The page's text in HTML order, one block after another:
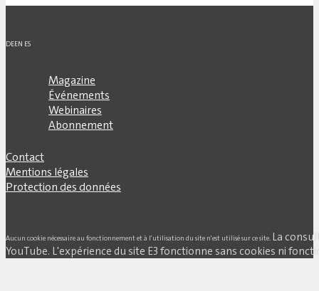
DEEN ES
Magazine
Événements
Webinaires
Abonnement
Contact
Mentions légales
Protection des données
Aucun cookie nécessaire au fonctionnement et à l'utilisation du site n'est utilisé sur ce site. La
YouTube. L'expérience du site E3 fonctionne sans cookies ni